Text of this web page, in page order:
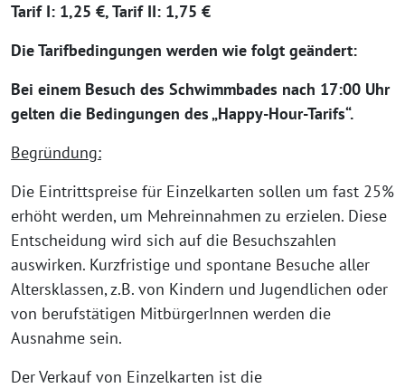
Tarif I: 1,25 €, Tarif II: 1,75 €
Die Tarifbedingungen werden wie folgt geändert:
Bei einem Besuch des Schwimmbades nach 17:00 Uhr
gelten die Bedingungen des „Happy-Hour-Tarifs“.
Begründung:
Die Eintrittspreise für Einzelkarten sollen um fast 25%
erhöht werden, um Mehreinnahmen zu erzielen. Diese
Entscheidung wird sich auf die Besuchszahlen
auswirken. Kurzfristige und spontane Besuche aller
Altersklassen, z.B. von Kindern und Jugendlichen oder
von berufstätigen MitbürgerInnen werden die
Ausnahme sein.
Der Verkauf von Einzelkarten ist die